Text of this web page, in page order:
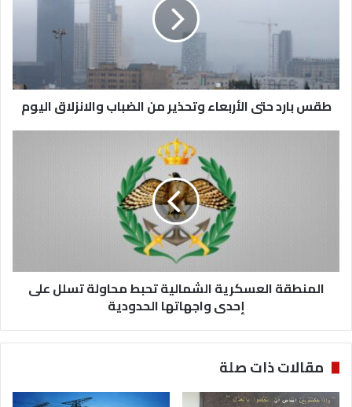
د
ت
ى
ت
ر
ن
طقس بارد حتى الأربعاء وتحذير من الضباب والانزلاق اليوم
ل
ر
ة
المنطقة العسكرية الشمالية تحبط محاولة تسلل على
إحدى واجهاتها الحدودية
مقالات ذات صلة